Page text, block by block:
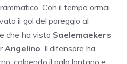
Con il tempo ormai
il gol del pareggio al
che ha visto Saelemaekers
Angelino . Il difensore ha
colpendo il palo lontano e